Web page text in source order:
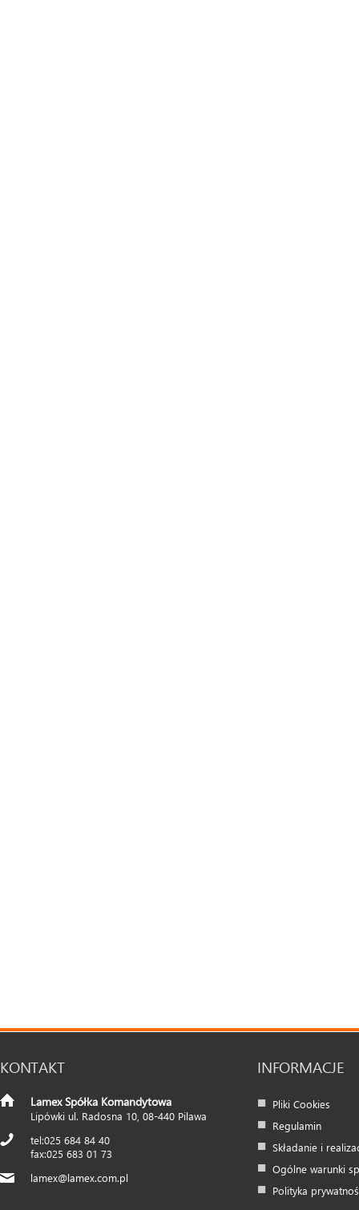
KONTAKT
Lamex Spółka Komandytowa
Lipówki ul. Radosna 10 08-440 Pilawa
025 684 84 40
025 683 01 73
lamex@lamex.com.pl
INFORMACJE
Pliki Cookies
Regulamin
Składanie i
Ogólne warunki
Polityka